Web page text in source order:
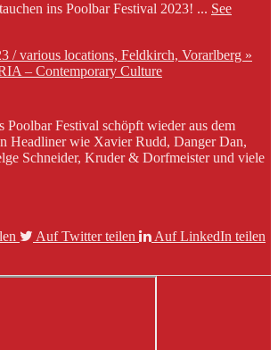
ins Poolbar Festival 2023! ... See
/ various locations, Feldkirch, Vorarlberg »
– Contemporary Culture
Poolbar Festival schöpft wieder aus dem
Headliner wie Xavier Rudd, Danger Dan,
Schneider, Kruder & Dorfmeister und viele
Auf Twitter teilen
Auf LinkedIn teilen